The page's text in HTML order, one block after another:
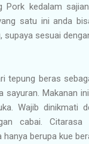
Pork kedalam
satu ini anda
supaya sesuai
tepung beras
sayuran. Makanan
Wajib dinikmati
cabai.
hanya berupa kue